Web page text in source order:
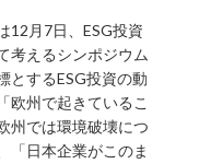
12月7日、ESG投資
考えるシンポジウム
とするESG投資の動
欧州で起きているこ
州では環境破壊につ
「日本企業がこのま